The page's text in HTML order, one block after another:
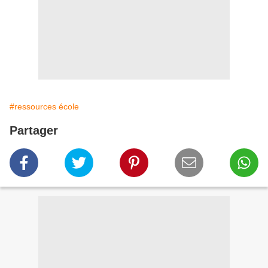
#ressources école
Partager